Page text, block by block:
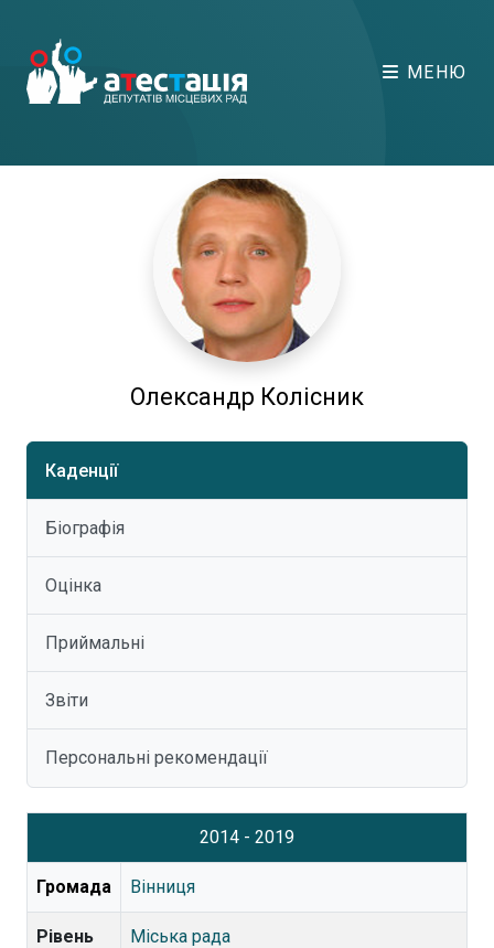
МЕНЮ
Олександр Колісник
Каденції
Біографія
Оцінка
Приймальні
Звіти
Персональні рекомендації
2014 - 2019
Громада Вінниця
Рівень Міська рада